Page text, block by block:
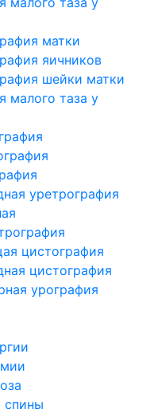
матки
яичников
шейки матки
малого таза у
уретрография
цистография
цистография
урография
спины